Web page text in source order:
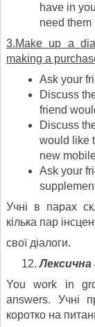
have in
need them
3.Make up a
making a
Ask your
Discuss
friend
Discuss
would like
new
Ask your
Учні в парах
кілька пар
свої діалоги.
Лексична
You work in
answers. Учні
коротко на